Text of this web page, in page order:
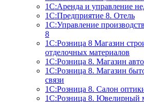
1С:Аренда и управление
1С:Предприятие 8. Отель
1C:Управление
8
1С:Розница 8 Магазин
отделочных материалов
1С:Розница 8. Магазин
1С:Розница 8. Магазин
связи
1С:Розница 8. Салон
1С:Розница 8. Ювелирный